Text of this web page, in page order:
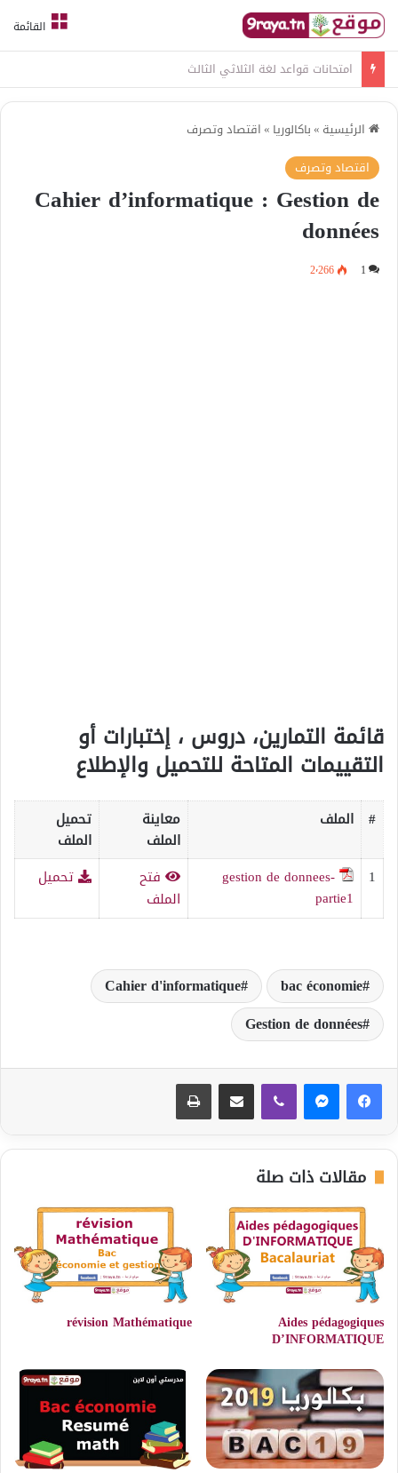
القائمة
امتحانات قواعد لغة الثلاثي الثالث
الرئيسية »باكالوريا »اقتصاد وتصرف
اقتصاد وتصرف
Cahier d’informatique : Gestion de
données
1 2٬266
قائمة التمارين، دروس ، إختبارات أو
التقييمات المتاحة للتحميل والإطلاع
# الملف
معاينة
الملف
تحميل
الملف
1
gestion de donnees-
partie1
فتح
الملف
تحميل
bac économie
Cahier d'informatique
Gestion de données
مقالات ذات صلة
Aides pédagogiques
D’INFORMATIQUE
révision Mathématique